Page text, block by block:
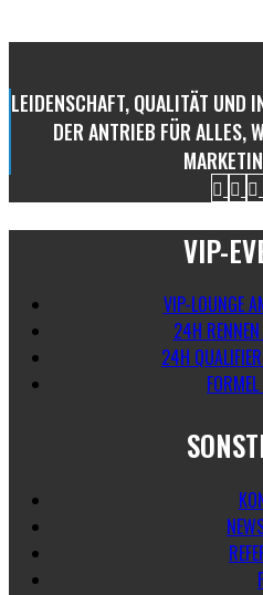
LEIDENSCHAFT, QUALITÄT UND
DER ANTRIEB FÜR ALLES,
VIP-
VIP-LOUNGE
24H
24H